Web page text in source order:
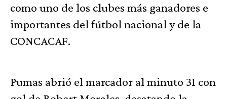
como uno de los clubes más ganadores e
importantes del fútbol nacional y de la
CONCACAF.
Pumas abrió el marcador al minuto 31 con